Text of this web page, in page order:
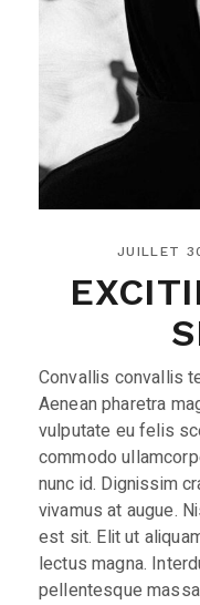
JUILLET
Convallis convallis
Aenean pharetra
vulputate eu felis
commodo
nunc id. Dignissim
vivamus at augue.
est sit. Elit ut
lectus magna.
pellentesque